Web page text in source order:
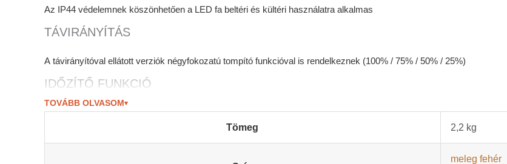
Az IP44 védelemnek köszönhetően a LED fa beltéri és kültéri használatra alkalmas
TÁVIRÁNYÍTÁS
A távirányítóval ellátott verziók négyfokozatú tompító funkcióval is rendelkeznek (100% / 75% / 50% / 25%)
IDŐZÍTŐ FUNKCIÓ
Automatikusan 6 órás be / 18 órás kikapcsolással
TOVÁBB OLVASOM▾
Tömeg 2,2 kg
meleg fehér